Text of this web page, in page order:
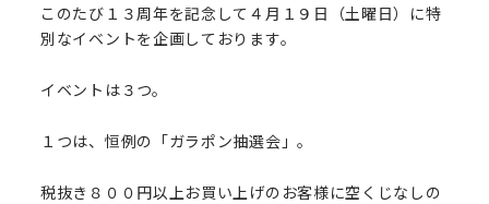
このたび１３周年を記念して４月１９日（土曜日）に特
別なイベントを企画しております。
イベントは３つ。
１つは、恒例の「ガラポン抽選会」。
税抜き８００円以上お買い上げのお客様に空くじなしの